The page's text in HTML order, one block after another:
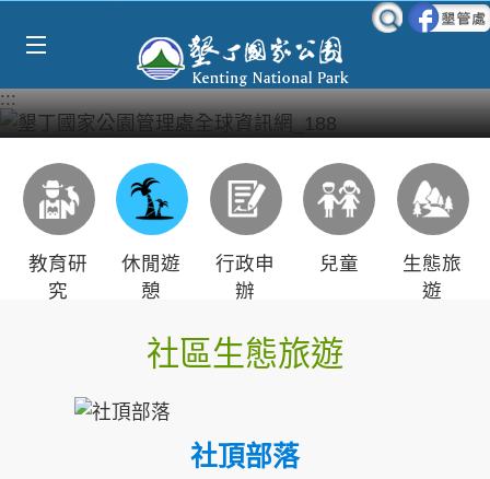
:::
教育研
究
休閒遊
憩
行政申
辦
兒童
生態旅
遊
社區生態旅遊
社頂部落